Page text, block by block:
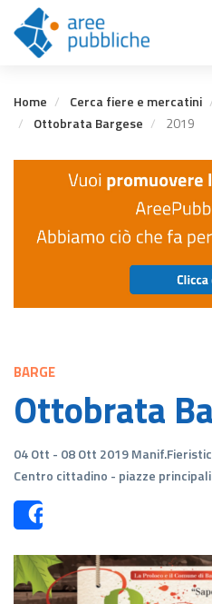
contenuto
principale
Home Cerca fiere e mercatini
Ottobrata Bargese
2019
BARGE
Ottobrata
04 Ott - 08 Ott 2019
Centro cittadino - piazze